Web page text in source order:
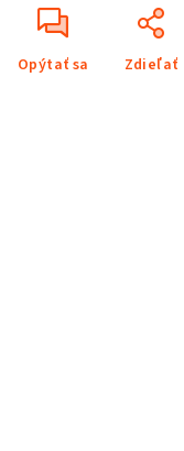
Opýtať sa Zdieľať